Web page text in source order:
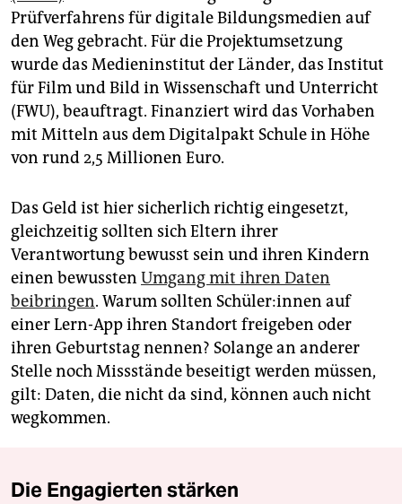
Prüfverfahrens für digitale Bildungsmedien auf
den Weg gebracht. Für die Pro­jekt­umsetzung
wurde das Medieninstitut der Länder, das Institut
für Film und Bild in Wissenschaft und Unterricht
(FWU), beauftragt. Finanziert wird das Vorhaben
mit Mitteln aus dem Digitalpakt Schule in Höhe
von rund 2,5 Millionen Euro.
Das Geld ist hier sicherlich richtig eingesetzt,
gleichzeitig sollten sich Eltern ihrer
Verantwortung bewusst sein und ihren Kindern
einen bewussten Umgang mit ihren Daten
beibringen. Warum sollten Schü­le­r:in­nen auf
einer Lern-App ihren Standort freigeben oder
ihren Geburtstag nennen? Solange an anderer
Stelle noch Missstände beseitigt werden müssen,
gilt: Daten, die nicht da sind, können auch nicht
wegkommen.
Die Engagierten stärken